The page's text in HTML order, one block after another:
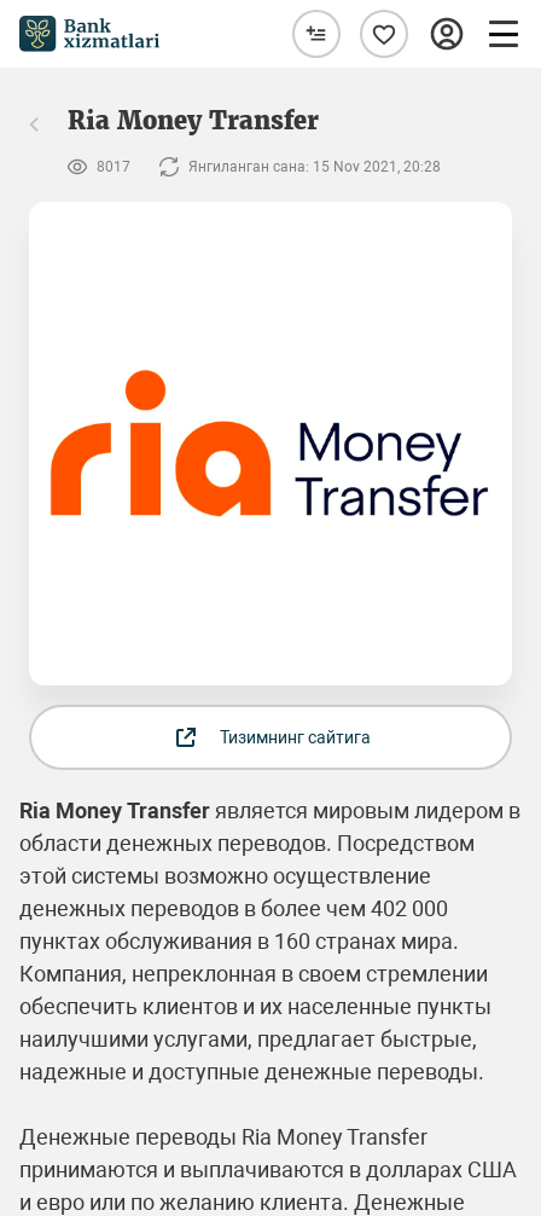
Ria Money Transfer
8017 Янгиланган сана: 15 Nov 2021, 20:28
Тизимнинг сайтига
Ria Money Transfer является мировым лидером в
области денежных переводов. Посредством
этой системы возможно осуществление
денежных переводов в более чем 402 000
пунктах обслуживания в 160 странах мира.
Компания, непреклонная в своем стремлении
обеспечить клиентов и их населенные пункты
наилучшими услугами, предлагает быстрые,
надежные и доступные денежные переводы.
Денежные переводы Ria Money Transfer
принимаются и выплачиваются в долларах США
и евро или по желанию клиента. Денежные